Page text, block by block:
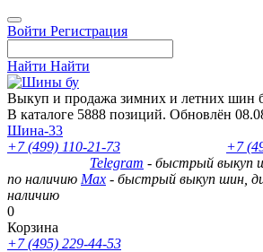
Войти Регистрация
Найти Найти
Выкуп и продажа зимних и летних шин
В каталоге 5888 позиций. Обновлён
Шина-33
+7 (499) 110-21-73
+7
Telegram - быстрый выкуп
по наличию Max - быстрый выкуп шин,
наличию
0
Корзина
+7 (495) 229-44-53